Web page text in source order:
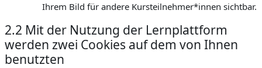
Ihrem Bild für andere Kursteilnehmer*innen sichtbar.
2.2 Mit der Nutzung der Lernplattform
werden zwei Cookies auf dem von Ihnen
benutzten